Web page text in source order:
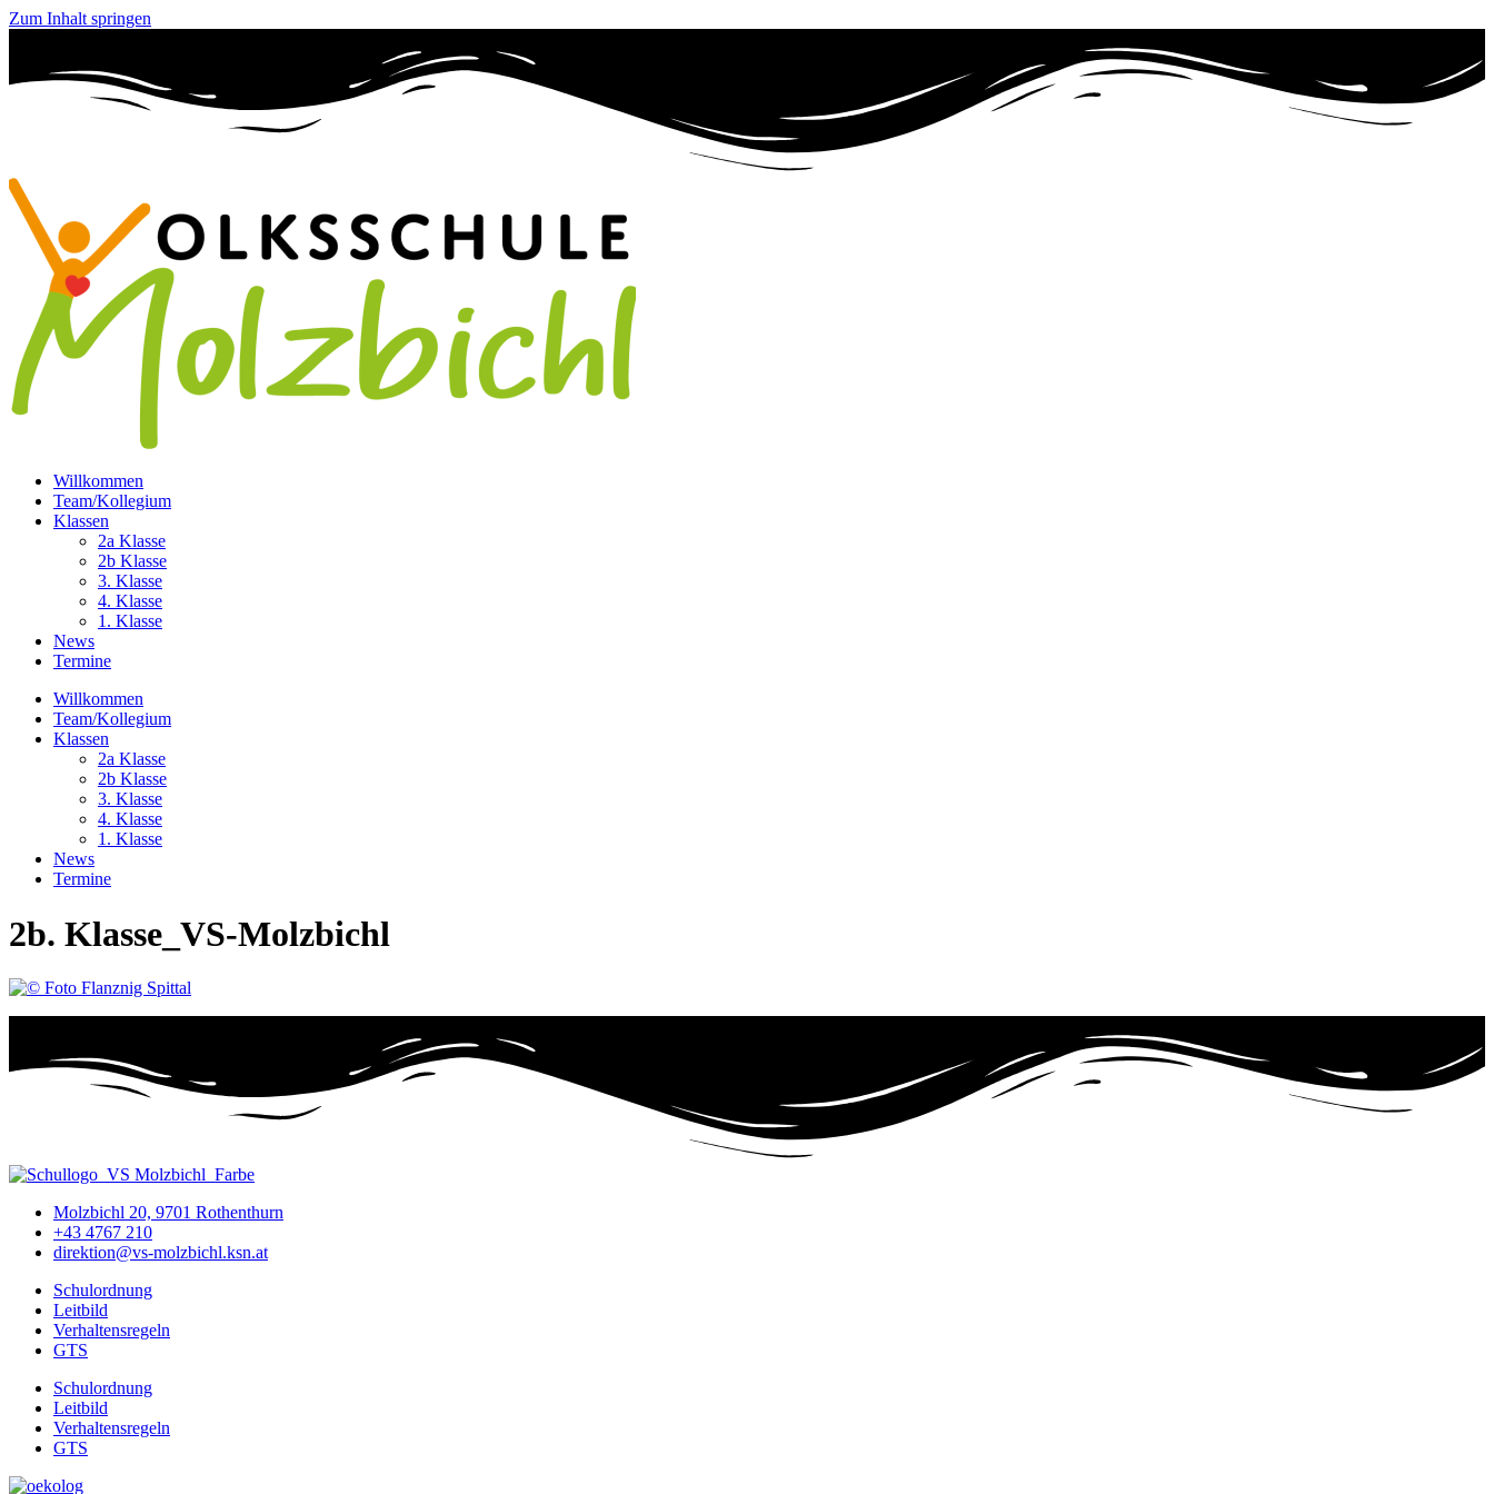
Zum Inhalt springen
Willkommen
Team/Kollegium
Klassen
2a Klasse
2b Klasse
3. Klasse
4. Klasse
1. Klasse
News
Termine
Willkommen
Team/Kollegium
Klassen
2a Klasse
2b Klasse
3. Klasse
4. Klasse
1. Klasse
News
Termine
2b. Klasse_VS-Molzbichl
Molzbichl 20, 9701 Rothenthurn
+43 4767 210
direktion@vs-molzbichl.ksn.at
Schulordnung
Leitbild
Verhaltensregeln
GTS
Schulordnung
Leitbild
Verhaltensregeln
GTS